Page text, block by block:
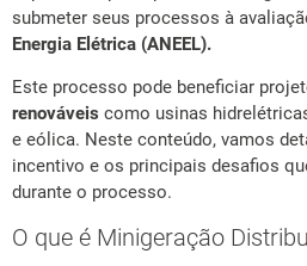
submeter seus processos à
Energia Elétrica (ANEEL).
Este processo pode beneficiar
renováveis como usinas
e eólica. Neste conteúdo, vamos
incentivo e os principais desafios
durante o processo.
O que é Minigeração